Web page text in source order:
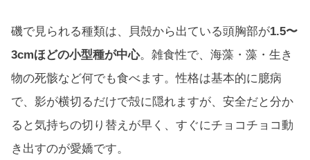
磯で見られる種類は、貝殻から出ている頭胸部が1.5〜
3cmほどの小型種が中心。雑食性で、海藻・藻・生き
物の死骸など何でも食べます。性格は基本的に臆病
で、影が横切るだけで殻に隠れますが、安全だと分か
ると気持ちの切り替えが早く、すぐにチョコチョコ動
き出すのが愛嬌です。